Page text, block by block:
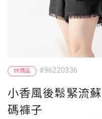
特價品 #96220336
小香風後鬆緊流
碼褲子